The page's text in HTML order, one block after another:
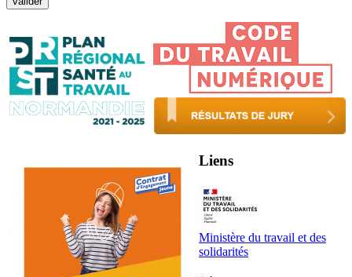
Liens
Ministère du travail et des
solidarités